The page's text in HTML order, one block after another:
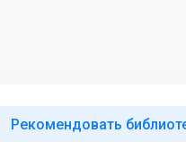
Рекомендовать